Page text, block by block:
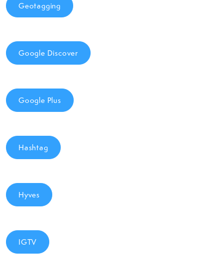
Geotagging
Google Discover
Google Plus
Hashtag
Hyves
IGTV